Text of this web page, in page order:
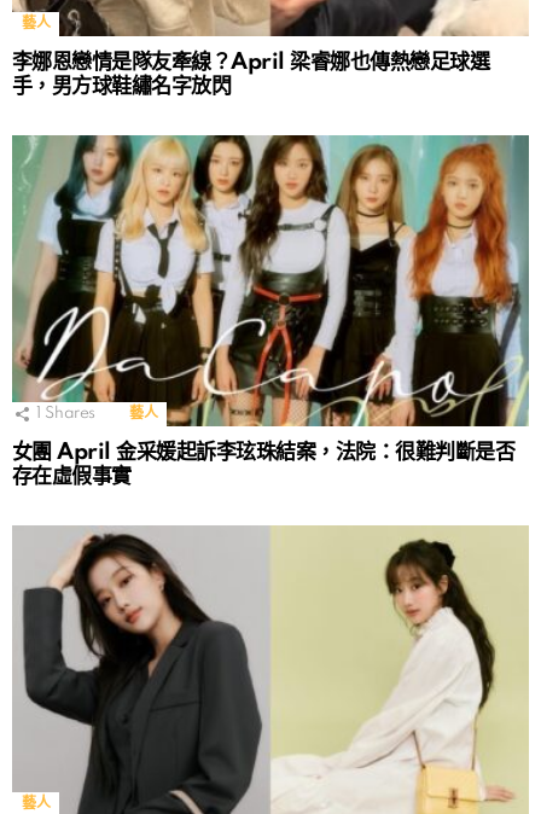
藝人
李娜恩戀情是隊友牽線？April 梁睿娜也傳熱戀足球選
手，男方球鞋繡名字放閃
Shares 藝人
女團 April 金采媛起訴李玹珠結案，法院：很難判斷是否
存在虛假事實
藝人